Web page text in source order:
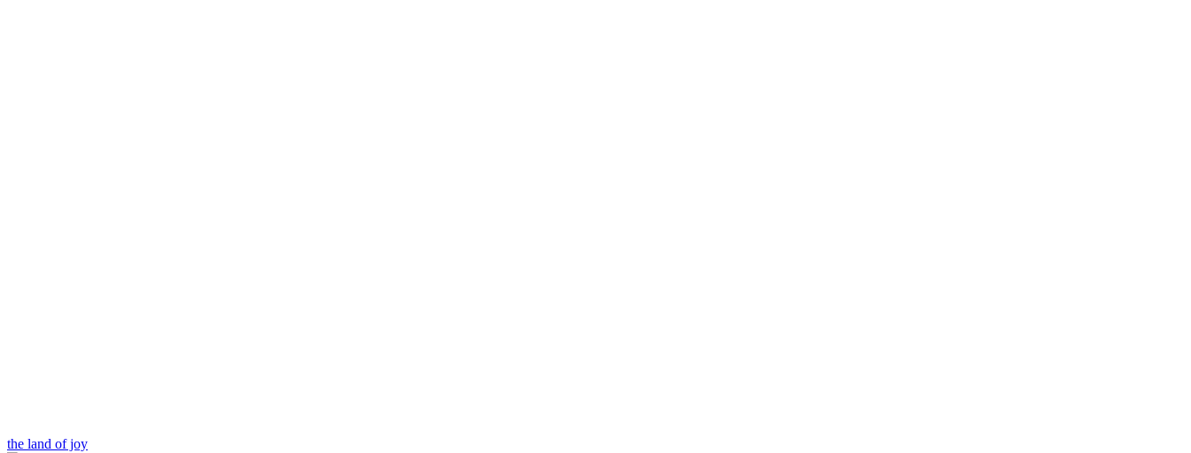
the land of joy